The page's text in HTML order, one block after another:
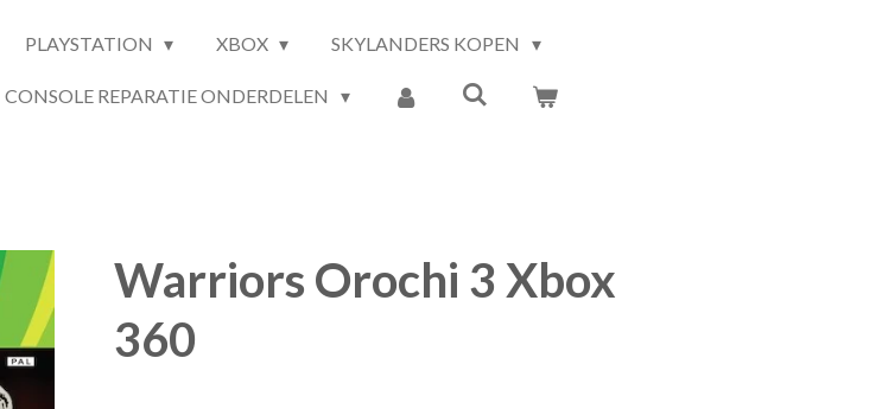
PLAYSTATION XBOX SKYLANDERS KOPEN
CONSOLE REPARATIE ONDERDELEN
Warriors Orochi 3 Xbox
360